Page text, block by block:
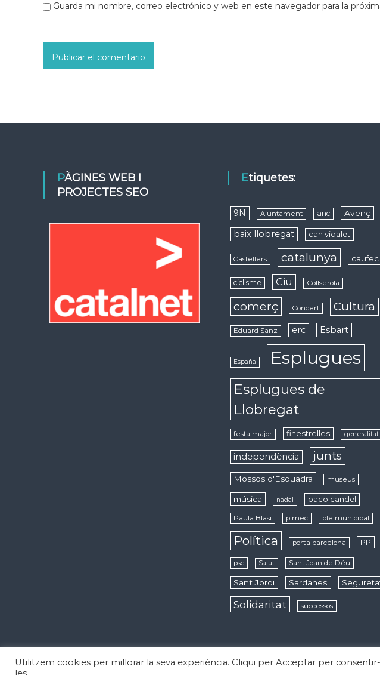
Guarda mi nombre, correo electrónico y web en este navegador para la
PÀGINES WEB I
PROJECTES SEO
Etiquetes:
9N Ajuntament anc Avenç
baix llobregat can vidalet
Castellers catalunya caufec
ciclisme Ciu Collserola
comerç Concert Cultura
Eduard Sanz erc Esbart
España Esplugues
Esplugues de
Llobregat
festa major finestrelles generalitat
independència junts
Mossos d'Esquadra museus
música nadal paco candel
Paula Blasi pimec ple municipal
Política porta barcelona PP
psc Salut Sant Joan de Déu
Sant Jordi Sardanes
Solidaritat successos
Copyright © 2026 Notícies d'Esplugues de Llobregat Todos los derechos reservados. Tema:
Utilitzem cookies per millorar la seva experiència. Cliqui per Acceptar per